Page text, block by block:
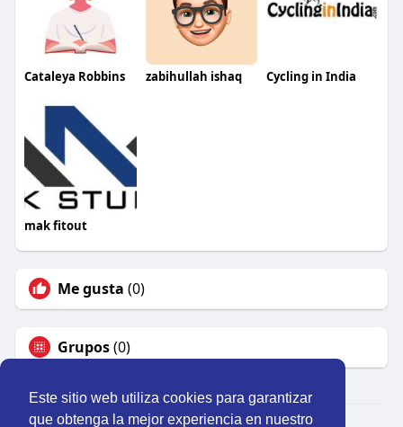
Este sitio web utiliza cookies para garantizar
que obtenga la mejor experiencia en nuestro
Cataleya Robbins zabihullah ishaq Cycling in India
mak fitout
Me gusta (0)
Grupos(0)